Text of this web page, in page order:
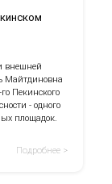
внешней
Майтдиновна
Пекинского
- одного
площадок.
Подробнее >